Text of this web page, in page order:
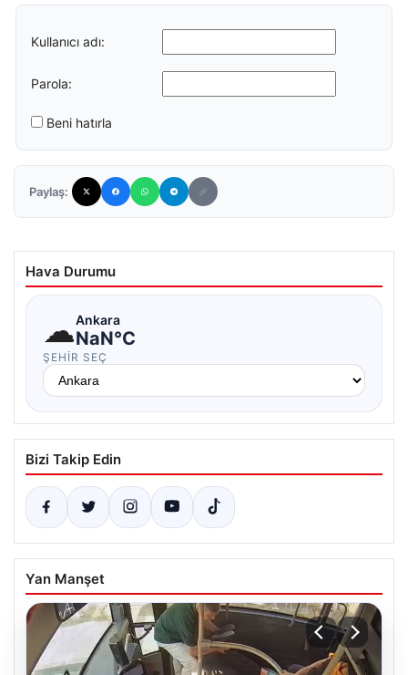
Kullanıcı adı:
Parola:
Beni hatırla
Paylaş:
Hava Durumu
☁Ankara
NaN°C
ŞEHIR SEÇ
Bizi Takip Edin
Yan Manşet